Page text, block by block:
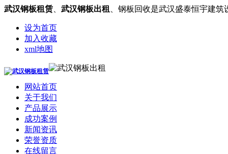
武汉钢板租赁 武汉钢板出租 、钢板回收是武汉盛泰恒宇建
设为首页
加入收藏
xml地图
网站首页
关于我们
产品展示
成功案例
新闻资讯
荣誉资质
在线留言